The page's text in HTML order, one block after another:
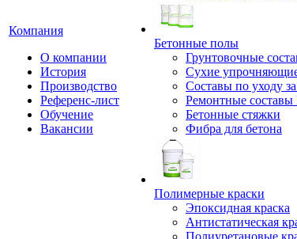
Компания
О компании
История
Производство
Референс-лист
Обучение
Вакансии
Бетонные полы
Грунтовочные
Сухие
Составы по уходу
Ремонтные
Бетонные стяжки
Фибра для бетона
Полимерные краски
Эпоксидная краска
Антистатическая
Полиуретановые